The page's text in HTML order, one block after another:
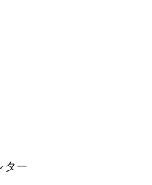
ター